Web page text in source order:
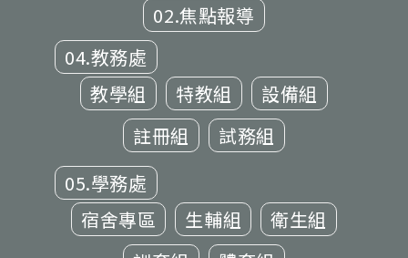
02.焦點報導
04.教務處
教學組
特教組
設備組
註冊組
試務組
05.學務處
宿舍專區
生輔組
衛生組